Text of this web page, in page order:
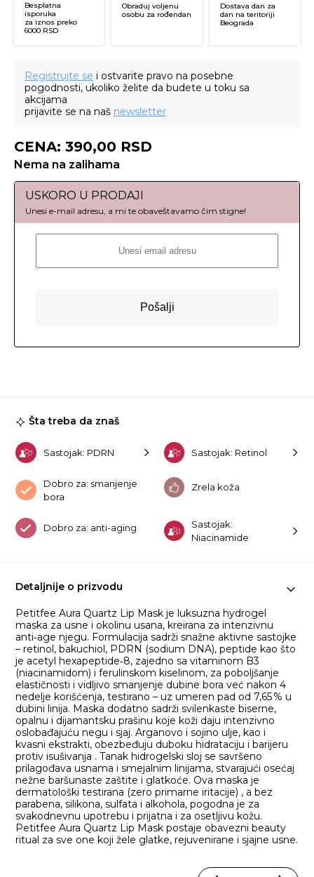
Besplatna
isporuka
za iznos preko
6000 RSD
Obraduj voljenu
osobu za rođendan
Dostava dan za
dan na teritoriji
Beograda
Registrujte se i ostvarite pravo na posebne
pogodnosti, ukoliko želite da budete u toku sa
akcijama
prijavite se na naš newsletter
CENA: 390,00 RSD
Nema na zalihama
USKORO U PRODAJI
Šta treba da znaš
Sastojak: PDRN Sastojak: Retinol
Dobro za: smanjenje
bora
Zrela koža
Dobro za: anti-aging
Sastojak:
Niacinamide
Detaljnije o prizvodu
Petitfee Aura Quartz Lip Mask je luksuzna hydrogel
maska za usne i okolinu usana, kreirana za intenzivnu
anti‑age njegu. Formulacija sadrži snažne aktivne sastojke
– retinol, bakuchiol, PDRN (sodium DNA), peptide kao što
je acetyl hexapeptide‑8, zajedno sa vitaminom B3
(niacinamidom) i ferulinskom kiselinom, za poboljšanje
elastičnosti i vidljivo smanjenje dubine bora već nakon 4
nedelje korišćenja, testirano – uz umeren pad od 7,65 % u
dubini linija. Maska dodatno sadrži svilenkaste biserne,
opalnu i dijamantsku prašinu koje koži daju intenzivno
oslobađajuću negu i sjaj. Arganovo i sojino ulje, kao i
kvasni ekstrakti, obezbeđuju duboku hidrataciju i barijeru
protiv isušivanja . Tanak hidrogelski sloj se savršeno
prilagođava usnama i smejalnim linijama, stvarajući osećaj
nežne baršunaste zaštite i glatkoće. Ova maska je
dermatološki testirana (zero primarne iritacije) , a bez
parabena, silikona, sulfata i alkohola, pogodna je za
svakodnevnu upotrebu i prijatna i za osetljivu kožu.
Petitfee Aura Quartz Lip Mask postaje obavezni beauty
ritual za sve one koji žele glatke, rejuvenirane i sjajne usne.